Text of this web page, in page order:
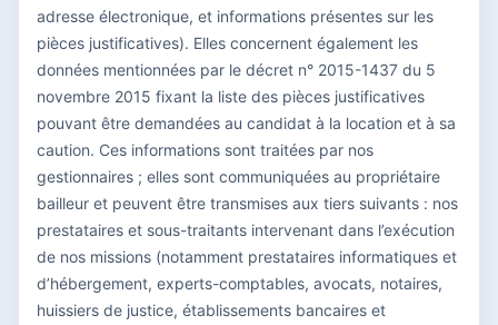
adresse électronique, et informations présentes sur les
pièces justificatives). Elles concernent également les
données mentionnées par le décret n° 2015-1437 du 5
novembre 2015 fixant la liste des pièces justificatives
pouvant être demandées au candidat à la location et à sa
caution. Ces informations sont traitées par nos
gestionnaires ; elles sont communiquées au propriétaire
bailleur et peuvent être transmises aux tiers suivants : nos
prestataires et sous-traitants intervenant dans l’exécution
de nos missions (notamment prestataires informatiques et
d’hébergement, experts-comptables, avocats, notaires,
huissiers de justice, établissements bancaires et